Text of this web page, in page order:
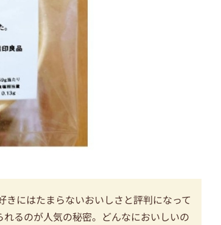
にはたまらないおいしさと評判になって
るのが人気の秘密。どんなにおいしいの